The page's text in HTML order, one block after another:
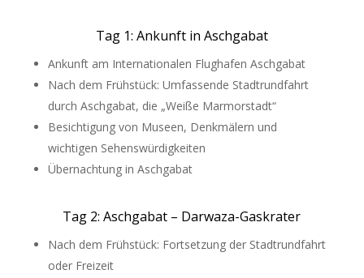
Tag 1: Ankunft in Aschgabat
Ankunft am Internationalen Flughafen Aschgabat
Nach dem Frühstück: Umfassende Stadtrundfahrt
durch Aschgabat, die „Weiße Marmorstadt“
Besichtigung von Museen, Denkmälern und
wichtigen Sehenswürdigkeiten
Übernachtung in Aschgabat
Tag 2: Aschgabat – Darwaza-Gaskrater
Nach dem Frühstück: Fortsetzung der Stadtrundfahrt
oder Freizeit